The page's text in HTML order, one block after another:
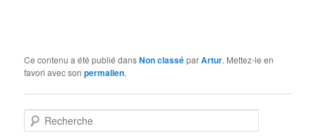
Ce contenu a été publié dansNon classéparArtur. Mettez-le en
favori avec sonpermalien.
e